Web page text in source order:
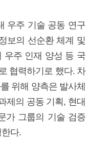
우주 기술 공동 연구
보의 선순환 체계 및
주 인재 양성 등 국
협력하기로 했다. 차
위해 양측은 발사체
제의 공동 기획, 현대
가 그룹의 기술 검증
다.